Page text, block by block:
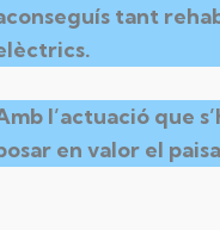
tant
l’actuació que
en valor el